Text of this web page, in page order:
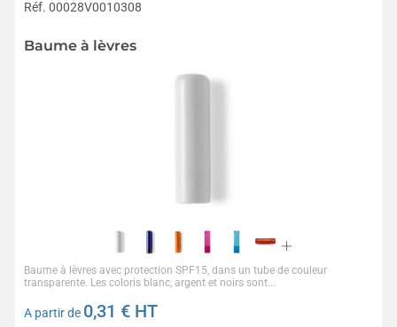
Réf. 00028V0010308
Baume à lèvres
Baume à lèvres avec protection SPF15, dans un tube de couleur
transparente. Les coloris blanc, argent et noirs sont...
A partir de 0,31 € HT